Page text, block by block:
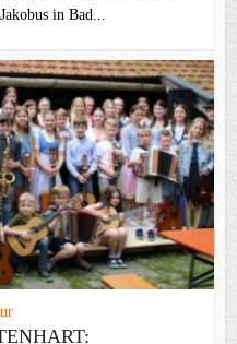
in Bad...